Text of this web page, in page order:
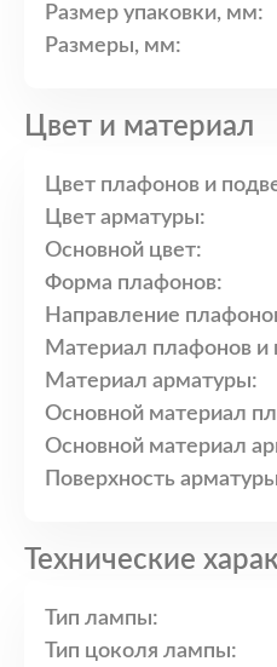
Размер упаковки, мм:
Размеры, мм:
Цвет и материал
Цвет плафонов и
Цвет арматуры:
Основной цвет:
Форма плафонов:
Направление
Материал плафонов и
Материал арматуры:
Основной материал
Основной материал
Поверхность
Технические
Тип лампы:
Тип цоколя лампы: